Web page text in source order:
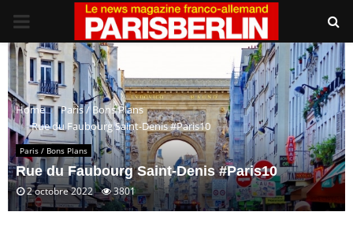
PRIMARY
MENU
Home
Paris / Bons Plans
Rue du Faubourg Saint-Denis #Paris10
Paris / Bons Plans
Rue du Faubourg Saint-Denis #Paris10
2 octobre 2022 3801